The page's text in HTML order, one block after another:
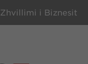
Zhvillimi i Biznesit